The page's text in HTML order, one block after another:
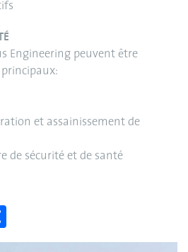
Engineering peuvent être
principaux:
et assainissement de
de sécurité et de santé
ha